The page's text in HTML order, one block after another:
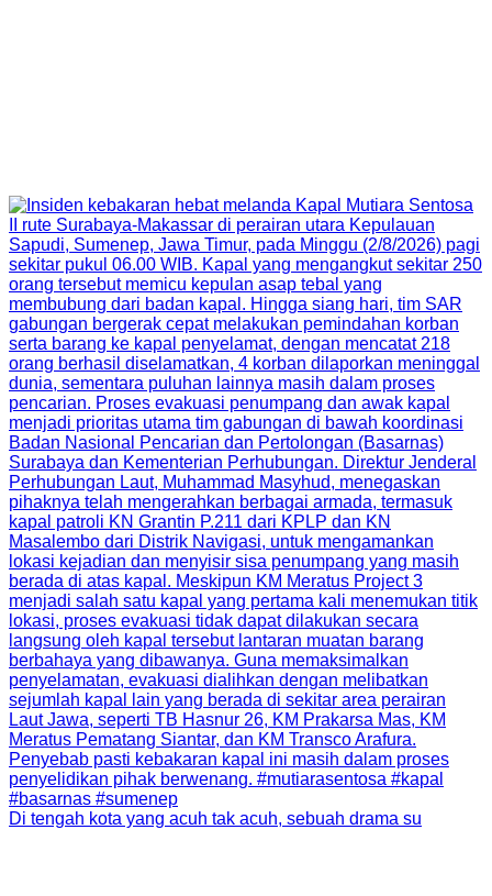
Di tengah kota yang acuh tak acuh, sebuah drama su